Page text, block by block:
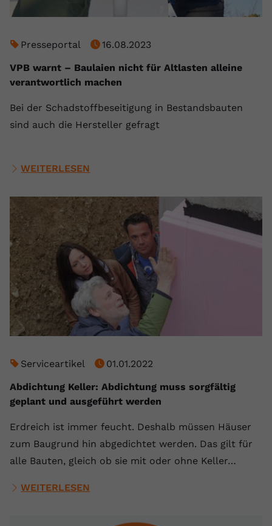
Presseportal
16.08.2023
VPB warnt – Baulaien nicht für Altlasten alleine
verantwortlich machen
Bei der Schadstoffbeseitigung in Bestandsbauten
sind auch die Hersteller gefragt
WEITERLESEN
Serviceartikel
01.01.2022
Abdichtung Keller: Abdichtung muss sorgfältig
geplant und ausgeführt werden
Erdreich ist immer feucht. Deshalb müssen Häuser
zum Baugrund hin abgedichtet werden. Das gilt für
alle Bauten, gleich ob sie mit oder ohne Keller…
WEITERLESEN